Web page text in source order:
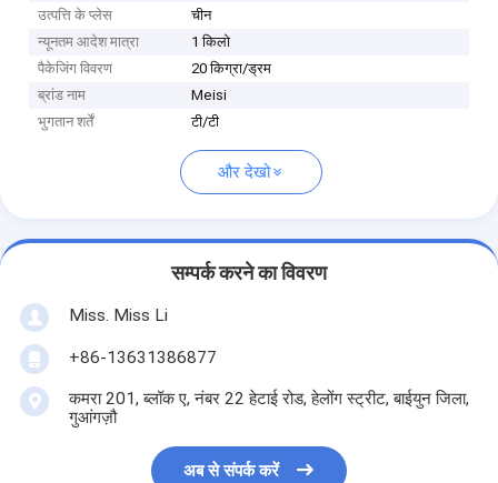
उत्पत्ति के प्लेस
चीन
न्यूनतम आदेश मात्रा
1 किलो
पैकेजिंग विवरण
20 किग्रा/ड्रम
ब्रांड नाम
Meisi
भुगतान शर्तें
टी/टी
और देखो
सम्पर्क करने का विवरण
Miss. Miss Li
+86-13631386877
कमरा 201, ब्लॉक ए, नंबर 22 हेटाई रोड, हेलोंग स्ट्रीट, बाईयुन जिला,
गुआंगज़ौ
अब से संपर्क करें